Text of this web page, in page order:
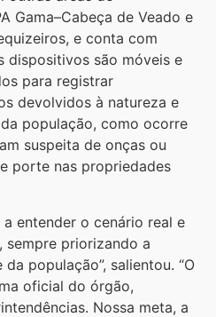
Gama–Cabeça de Veado e
e conta com
dispositivos são móveis e
para registrar
devolvidos à natureza e
população, como ocorre
suspeita de onças ou
porte nas propriedades
a entender o cenário real e
sempre priorizando a
população”, salientou. “O
oficial do órgão,
Nossa meta, a